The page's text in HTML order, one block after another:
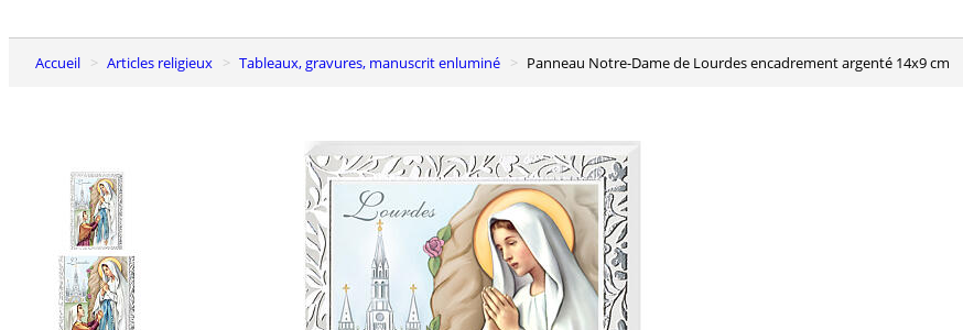
Accueil Articles religieux Tableaux, gravures, manuscrit enluminé Panneau Notre-Dame de Lourdes encadrement argenté 14x9 cm